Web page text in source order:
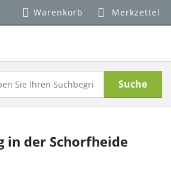
Warenkorb Merkzettel
Suche
in der Schorfheide